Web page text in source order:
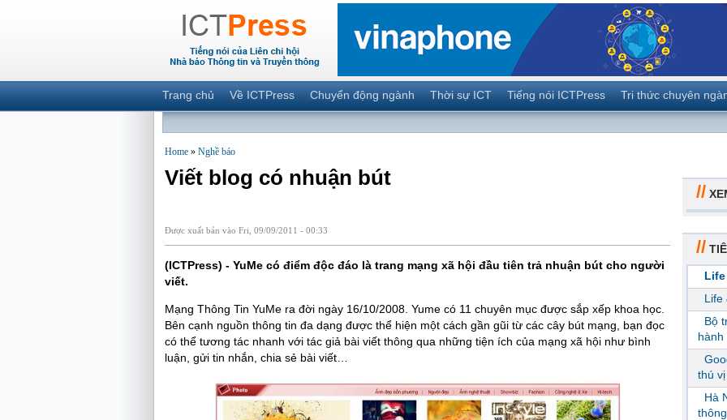
Trang chủ Về ICTPress Chuyển động ngành Thời sự ICT Tiếng nói ICTPress Tri thức chuyên
Home » Nghề báo
Viết blog có nhuận bút
Được xuất bản vào Fri, 09/09/2011 - 00:33
(ICTPress) - YuMe có điểm độc đáo là trang mạng xã hội đầu tiên trả nhuận bút cho người
viết.
Mạng Thông Tin YuMe ra đời ngày 16/10/2008. Yume có 11 chuyên mục được sắp xếp khoa học.
Bên cạnh nguồn thông tin đa dạng được thể hiện một cách gần gũi từ các cây bút mạng, bạn đọc
có thể tương tác nhanh với tác giả bài viết thông qua những tiện ích của mạng xã hội như bình
luận, gửi tin nhắn, chia sẻ bài viết…
//
//
Life
Bộ
thú
Hà